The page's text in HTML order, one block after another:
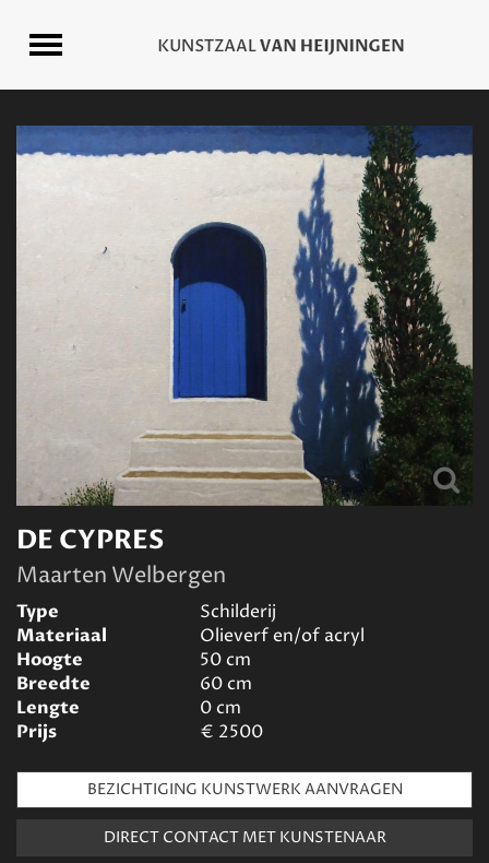
DE CYPRES
Maarten Welbergen
Type
Schilderij
Materiaal
Olieverf en/of acryl
Hoogte
50cm
Breedte
60cm
Lengte
0cm
Prijs
€ 2500
BEZICHTIGING KUNSTWERK AANVRAGEN
DIRECT CONTACT MET KUNSTENAAR